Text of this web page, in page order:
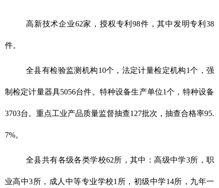
高新技术企业62家，授权专利98件，其中发明专利38
件。
全县有检验监测机构10个，法定计量检定机构1个，强
制检定计量器具5056台件。特种设备生产单位1个，特种设备
3703台。重点工业产品质量监督抽查127批次，抽查合格率95.
7%。
全县共有各级各类学校62所，其中：高级中学3所，职
业高中3所，成人中等专业学校1所，初级中学14所，九年一